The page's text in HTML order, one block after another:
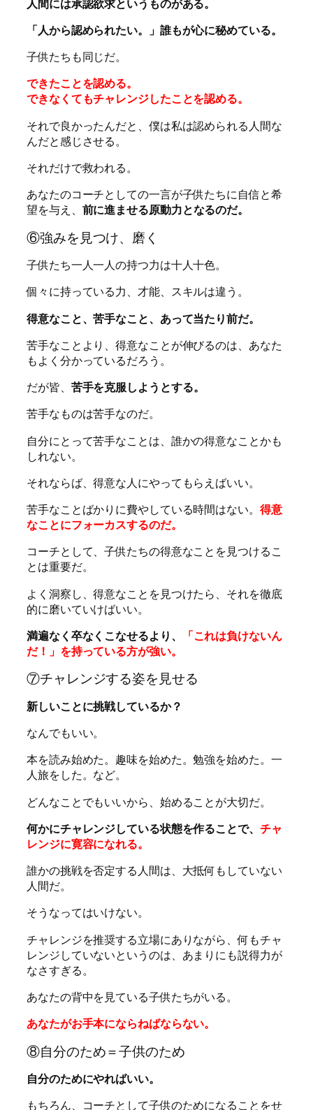
人間には承認欲求というものがある。
「人から認められたい。」誰もが心に秘めている。
子供たちも同じだ。
できたことを認める。
できなくてもチャレンジしたことを認める。
それで良かったんだと、僕は私は認められる人間な
んだと感じさせる。
それだけで救われる。
あなたのコーチとしての一言が子供たちに自信と希
望を与え、 前に進ませる原動力となるのだ。
⑥強みを見つけ、磨く
子供たち一人一人の持つ力は十人十色。
個々に持っている力、才能、スキルは違う。
得意なこと、苦手なこと、あって当たり前だ。
苦手なことより、得意なことが伸びるのは、あなた
もよく分かっているだろう。
だが皆、 苦手を克服しようとする。
苦手なものは苦手なのだ。
自分にとって苦手なことは、誰かの得意なことかも
しれない。
それならば、得意な人にやってもらえばいい。
苦手なことばかりに費やしている時間はない。 得意
なことにフォーカスするのだ。
コーチとして、子供たちの得意なことを見つけるこ
とは重要だ。
よく洞察し、得意なことを見つけたら、それを徹底
的に磨いていけばいい。
満遍なく卒なくこなせるより、
「これは負けないん
だ！」を持っている方が強い。
⑦チャレンジする姿を見せる
新しいことに挑戦しているか？
なんでもいい。
本を読み始めた。趣味を始めた。勉強を始めた。一
人旅をした。など。
どんなことでもいいから、始めることが大切だ。
何かにチャレンジしている状態を作ることで、 チャ
レンジに寛容になれる。
誰かの挑戦を否定する人間は、大抵何もしていない
人間だ。
そうなってはいけない。
チャレンジを推奨する立場にありながら、何もチャ
レンジしていないというのは、あまりにも説得力が
なさすぎる。
あなたの背中を見ている子供たちがいる。
あなたがお手本にならねばならない。
⑧自分のため＝子供のため
自分のためにやればいい。
もちろん、コーチとして子供のためになることをせ